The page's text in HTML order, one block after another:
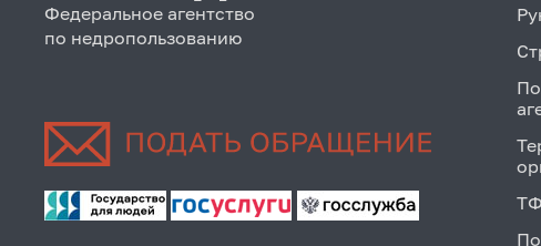
Федеральное агентство
по недропользованию